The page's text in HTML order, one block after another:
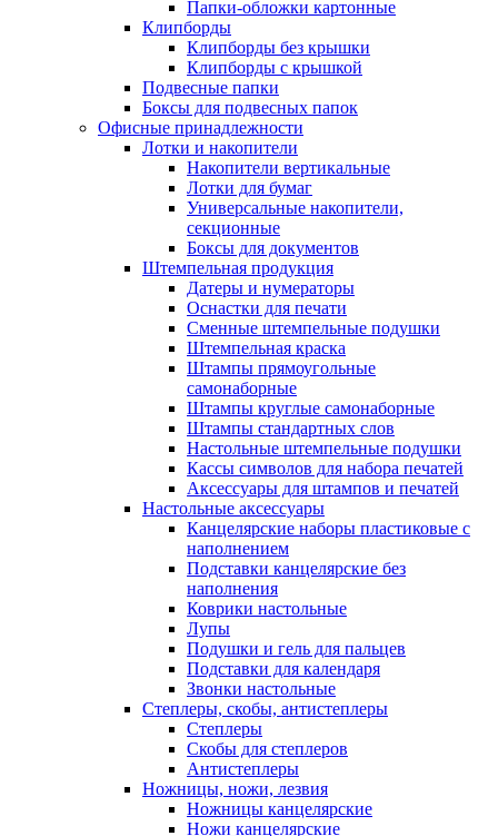
Папки-обложки картонные
Клипборды
Клипборды без крышки
Клипборды с крышкой
Подвесные папки
Боксы для подвесных папок
Офисные принадлежности
Лотки и накопители
Накопители вертикальные
Лотки для бумаг
Универсальные накопители,
секционные
Боксы для документов
Штемпельная продукция
Датеры и нумераторы
Оснастки для печати
Сменные штемпельные подушки
Штемпельная краска
Штампы прямоугольные
самонаборные
Штампы круглые самонаборные
Штампы стандартных слов
Настольные штемпельные подушки
Кассы символов для набора печатей
Аксессуары для штампов и печатей
Настольные аксессуары
Канцелярские наборы пластиковые с
наполнением
Подставки канцелярские без
наполнения
Коврики настольные
Лупы
Подушки и гель для пальцев
Подставки для календаря
Звонки настольные
Степлеры, скобы, антистеплеры
Степлеры
Скобы для степлеров
Антистеплеры
Ножницы, ножи, лезвия
Ножницы канцелярские
Ножи канцелярские